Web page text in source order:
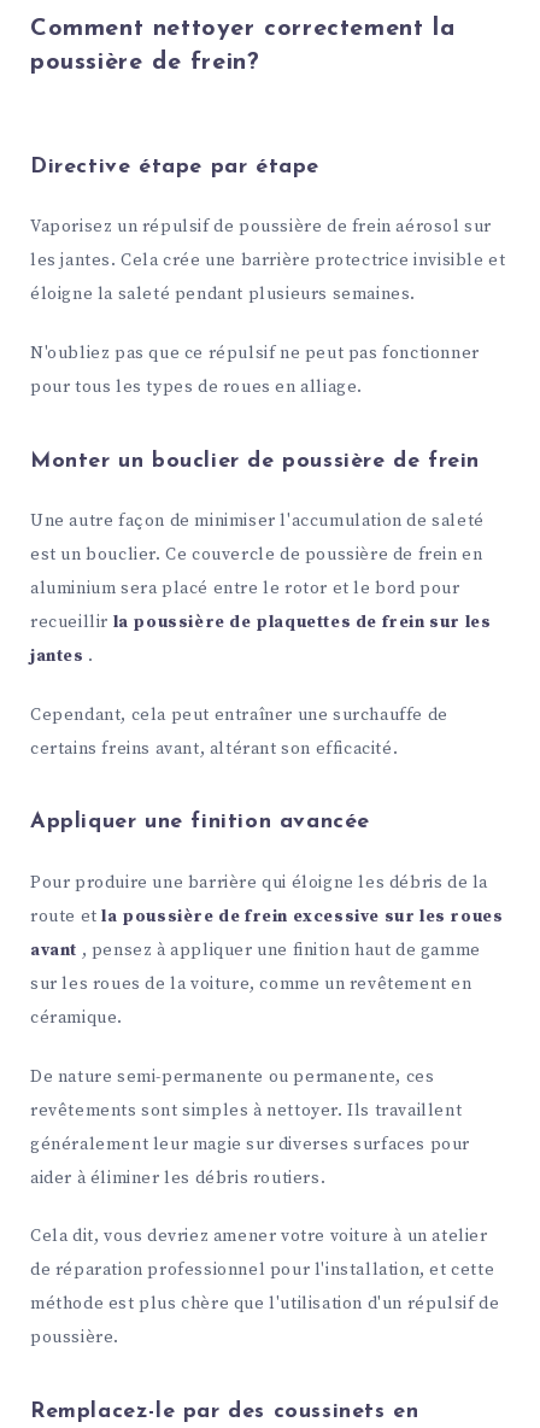
Comment nettoyer correctement la
poussière de frein?
Directive étape par étape
Vaporisez un répulsif de poussière de frein aérosol sur
les jantes. Cela crée une barrière protectrice invisible et
éloigne la saleté pendant plusieurs semaines.
N'oubliez pas que ce répulsif ne peut pas fonctionner
pour tous les types de roues en alliage.
Monter un bouclier de poussière de frein
Une autre façon de minimiser l'accumulation de saleté
est un bouclier. Ce couvercle de poussière de frein en
aluminium sera placé entre le rotor et le bord pour
recueillir la poussière de plaquettes de frein sur les
jantes .
Cependant, cela peut entraîner une surchauffe de
certains freins avant, altérant son efficacité.
Appliquer une finition avancée
Pour produire une barrière qui éloigne les débris de la
route etla poussière de frein excessive sur les roues
avant , pensez à appliquer une finition haut de gamme
sur les roues de la voiture, comme un revêtement en
céramique.
De nature semi-permanente ou permanente, ces
revêtements sont simples à nettoyer. Ils travaillent
généralement leur magie sur diverses surfaces pour
aider à éliminer les débris routiers.
Cela dit, vous devriez amener votre voiture à un atelier
de réparation professionnel pour l'installation, et cette
méthode est plus chère que l'utilisation d'un répulsif de
poussière.
Remplacez-le par des coussinets en